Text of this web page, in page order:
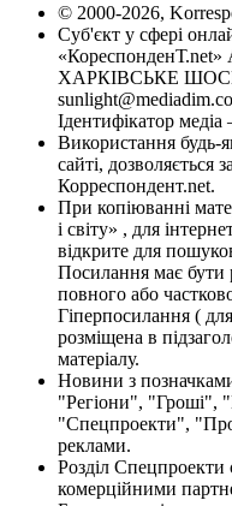
© 2000-2026,
Суб'єкт у сфері
«КореспонденТ.net»
ХАРКІВСЬКЕ ШОСЕ,
Ідентифікатор
Використання будь-
сайті, дозволяється
Корреспондент.net.
При копіюванні
і світу» , для
відкрите для
Посилання має бути
повного або
Гіперпосилання (
розміщена в
матеріалу.
Новини з
"Регіони", "Гроші",
"Спецпроекти",
реклами.
Розділ Спецпроекти
комерційними